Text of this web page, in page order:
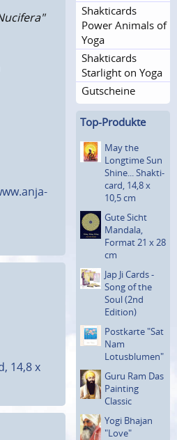
14,8 x
Shakticards
Power Animals of
Yoga
Shakticards
Starlight on Yoga
Gutscheine
Top-Produkte
May the
Longtime Sun
Shine... Shakti­
card, 14,8 x
10,5 cm
Gute Sicht
Mandala,
Format 21 x 28
cm
Jap Ji Cards -
Song of the
Soul (2nd
Edition)
Postkarte "Sat
Nam
Lotusblu­men"
Guru Ram Das
Painting
Classic
Yogi Bhajan
"Love"